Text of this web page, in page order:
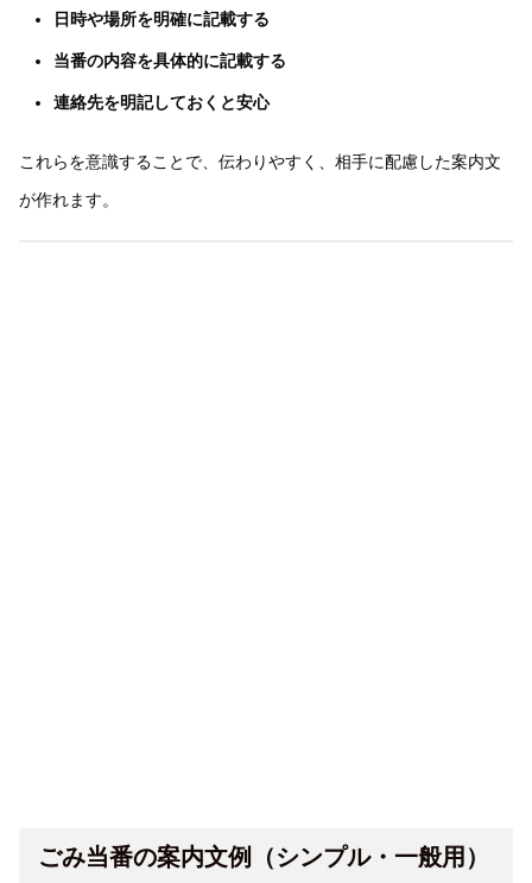
日時や場所を明確に記載する
当番の内容を具体的に記載する
連絡先を明記しておくと安心
これらを意識することで、伝わりやすく、相手に配慮した案内文
が作れます。
ごみ当番の案内文例（シンプル・一般用）